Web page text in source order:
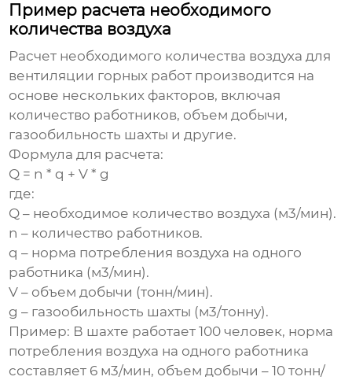
Пример расчета необходимого
количества воздуха
Расчет необходимого количества воздуха для
вентиляции горных работ производится на
основе нескольких факторов, включая
количество работников, объем добычи,
газообильность шахты и другие.
Формула для расчета:
Q = n * q + V * g
где:
Q – необходимое количество воздуха (м3/мин).
n – количество работников.
q – норма потребления воздуха на одного
работника (м3/мин).
V – объем добычи (тонн/мин).
g – газообильность шахты (м3/тонну).
Пример: В шахте работает 100 человек, норма
потребления воздуха на одного работника
составляет 6 м3/мин, объем добычи – 10 тонн/